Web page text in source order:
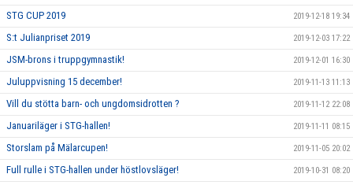
STG CUP 2019 2019-12-18 19:34
S:t Julianpriset 2019 2019-12-03 17:22
JSM-brons i truppgymnastik! 2019-12-01 16:30
Juluppvisning 15 december! 2019-11-13 11:13
Vill du stötta barn- och ungdomsidrotten ? 2019-11-12 22:08
Januariläger i STG-hallen! 2019-11-11 08:15
Storslam på Mälarcupen! 2019-11-05 20:02
Full rulle i STG-hallen under höstlovsläger! 2019-10-31 08:20